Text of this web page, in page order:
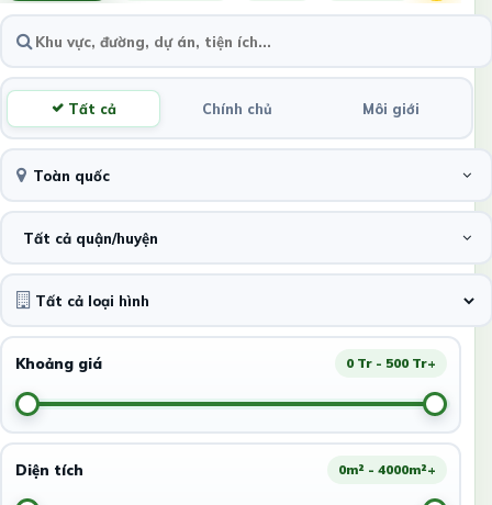
Tất cả Chính chủ Môi giới
Toàn quốc
Tất cả quận/huyện
Khoảng giá 0 Tr - 500 Tr+
Diện tích 0m² - 4000m²+